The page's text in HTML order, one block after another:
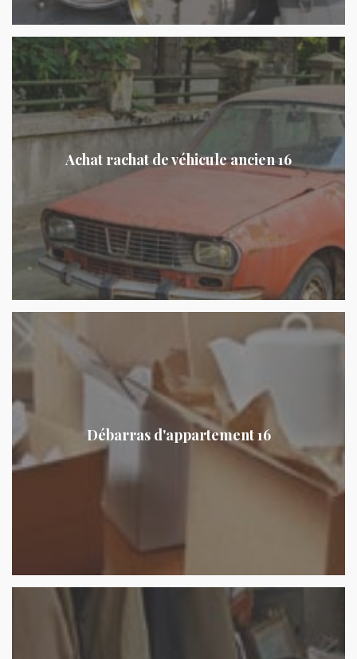
Achat rachat de véhicule ancien 16
Débarras d'appartement 16